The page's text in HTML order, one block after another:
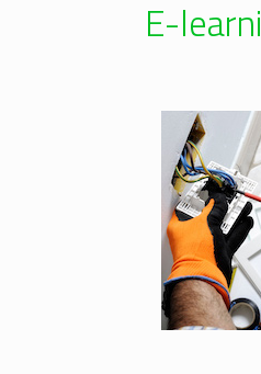
E-